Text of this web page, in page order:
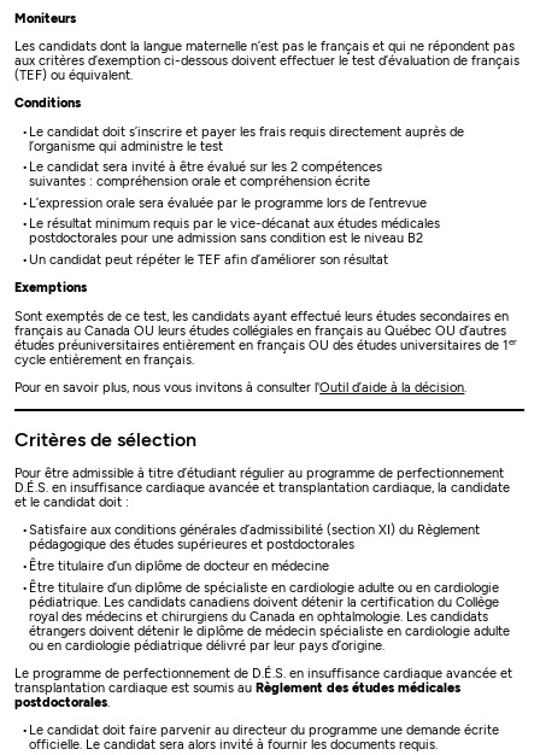
Moniteurs
Les candidats dont la langue maternelle n’est pas le français et qui ne répondent pas
aux critères d’exemption ci-dessous doivent effectuer le test d’évaluation de français
(TEF) ou équivalent.
Conditions
Le candidat doit s’inscrire et payer les frais requis directement auprès de
l’organisme qui administre le test
Le candidat sera invité à être évalué sur les 2 compétences
suivantes : compréhension orale et compréhension écrite
L’expression orale sera évaluée par le programme lors de l’entrevue
Le résultat minimum requis par le vice-décanat aux études médicales
postdoctorales pour une admission sans condition est le niveau B2
Un candidat peut répéter le TEF afin d’améliorer son résultat
Exemptions
Sont exemptés de ce test, les candidats ayant effectué leurs études secondaires en
français au Canada OU leurs études collégiales en français au Québec OU d’autres
études préuniversitaires entièrement en français OU des études universitaires de 1er
cycle entièrement en français.
Pour en savoir plus, nous vous invitons à consulter l'Outil d’aide à la décision.
Critères de sélection
Pour être admissible à titre d’étudiant régulier au programme de perfectionnement
D.É.S. en insuffisance cardiaque avancée et transplantation cardiaque, la candidate
et le candidat doit :
Satisfaire aux conditions générales d’admissibilité (section XI) du Règlement
pédagogique des études supérieures et postdoctorales
Être titulaire d’un diplôme de docteur en médecine
Être titulaire d’un diplôme de spécialiste en cardiologie adulte ou en cardiologie
pédiatrique. Les candidats canadiens doivent détenir la certification du Collège
royal des médecins et chirurgiens du Canada en ophtalmologie. Les candidats
étrangers doivent détenir le diplôme de médecin spécialiste en cardiologie adulte
ou en cardiologie pédiatrique délivré par leur pays d’origine.
Le programme de perfectionnement de D.É.S. en insuffisance cardiaque avancée et
transplantation cardiaque est soumis auRèglement des études médicales
postdoctorales.
Le candidat doit faire parvenir au directeur du programme une demande écrite
officielle. Le candidat sera alors invité à fournir les documents requis.